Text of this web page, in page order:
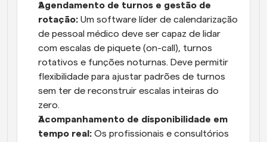
Agendamento de turnos e gestão de
rotação: Um software líder de calendarização
de pessoal médico deve ser capaz de lidar
com escalas de piquete (on-call), turnos
rotativos e funções noturnas. Deve permitir
flexibilidade para ajustar padrões de turnos
sem ter de reconstruir escalas inteiras do
zero.
Acompanhamento de disponibilidade em
tempo real: Os profissionais e consultórios